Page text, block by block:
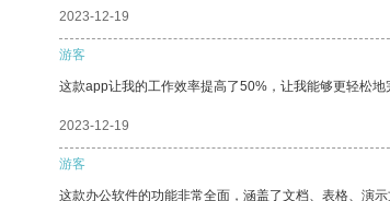
2023-12-19
游客
这款app让我的工作效率提高了50%，让我能够更轻松
2023-12-19
游客
这款办公软件的功能非常全面，涵盖了文档、表格、演